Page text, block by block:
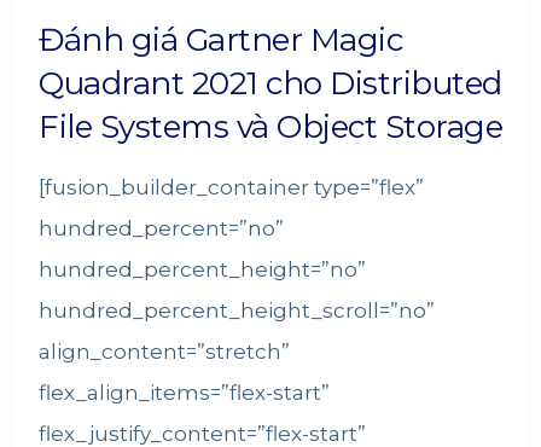
Đánh giá Gartner Magic
Quadrant 2021 cho Distributed
File Systems và Object Storage
[fusion_builder_container type=”flex”
hundred_percent=”no”
hundred_percent_height=”no”
hundred_percent_height_scroll=”no”
align_content=”stretch”
flex_align_items=”flex-start”
flex_justify_content=”flex-start”